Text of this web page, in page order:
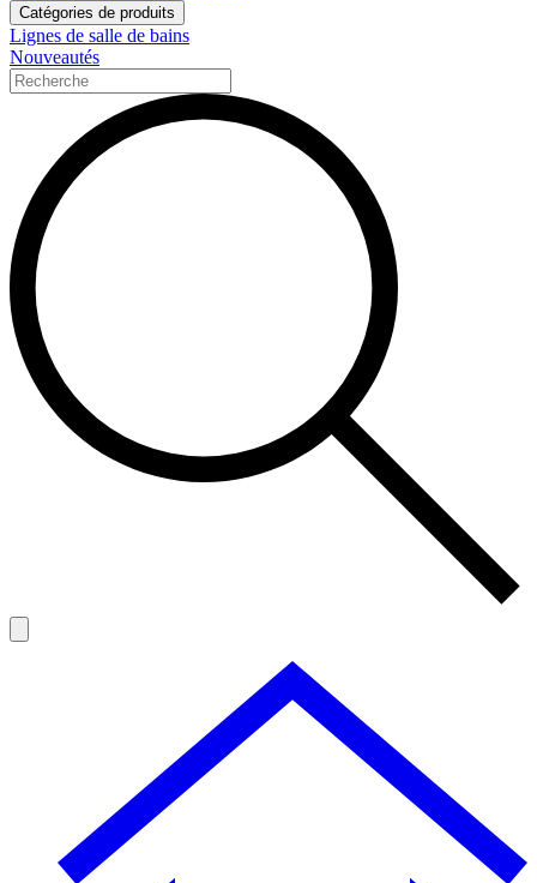
Catégories de produits
Lignes de salle de bains
Nouveautés